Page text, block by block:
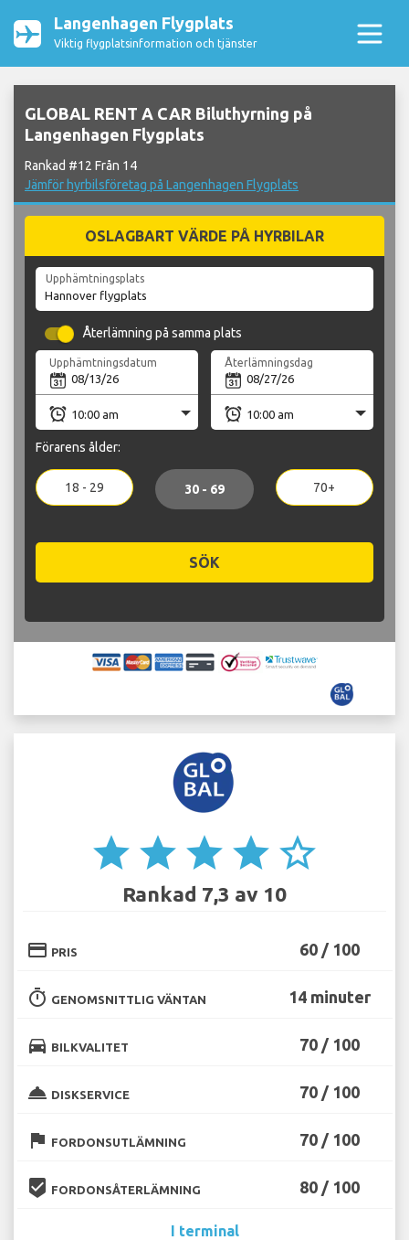
Langenhagen Flygplats
Viktig flygplatsinformation och tjänster
GLOBAL RENT A CAR Biluthyrning på
Langenhagen Flygplats
Rankad #12 Från 14
Jämför hyrbilsföretag på Langenhagen Flygplats
OSLAGBART VÄRDE PÅ HYRBILAR
Upphämtningsplats
Återlämning på samma plats
Upphämtningsdatum Återlämningsdag
Förarens ålder:
18 - 29 30 - 69 70+
SÖK
star star star star star_border
Rankad 7,3 av 10
credit_card PRIS 60 / 100
timer GENOMSNITTLIG VÄNTAN 14 minuter
directions_car BILKVALITET 70 / 100
room_service DISKSERVICE 70 / 100
flag FORDONSUTLÄMNING 70 / 100
beenhere FORDONSÅTERLÄMNING 80 / 100
I terminal